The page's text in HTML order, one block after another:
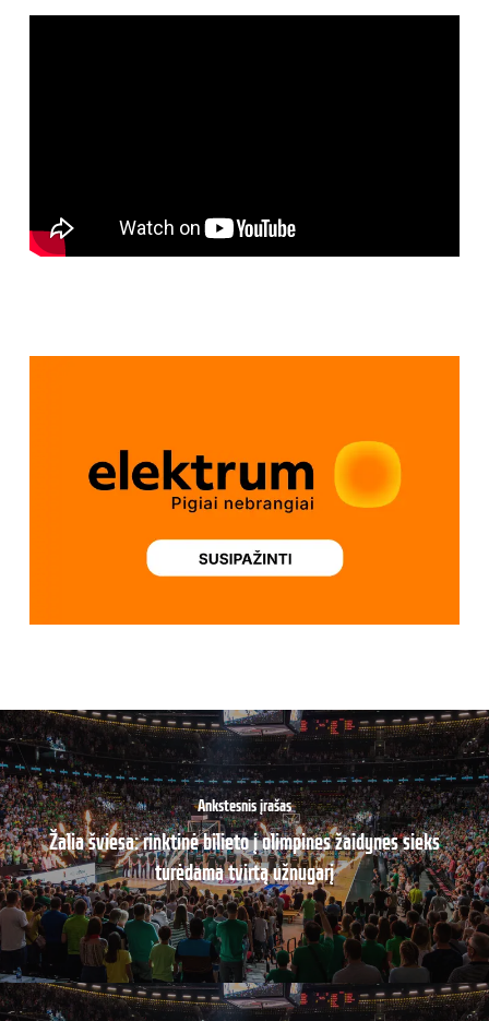
Ankstesnis įrašas
Žalia šviesa: rinktinė bilieto į olimpines žaidynes sieks
turėdama tvirtą užnugarį